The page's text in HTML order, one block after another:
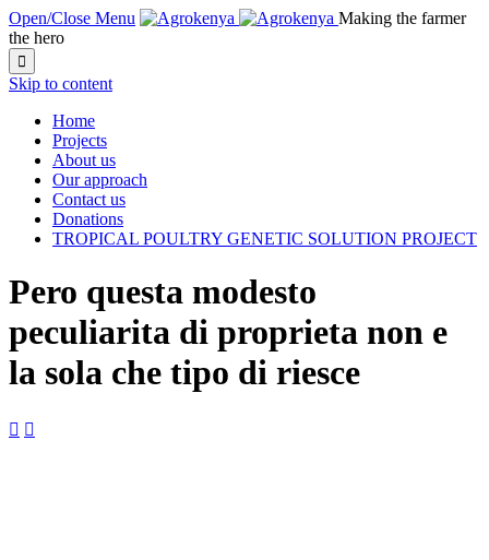
Open/Close Menu
Making the farmer
the hero

Skip to content
Home
Projects
About us
Our approach
Contact us
Donations
TROPICAL POULTRY GENETIC SOLUTION PROJECT
Pero questa modesto
peculiarita di proprieta non e
la sola che tipo di riesce
 